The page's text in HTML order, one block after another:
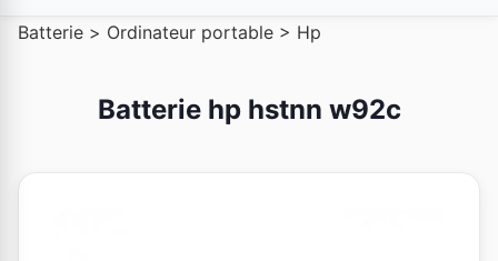
Batterie > Ordinateur portable > Hp
Batterie hp hstnn w92c